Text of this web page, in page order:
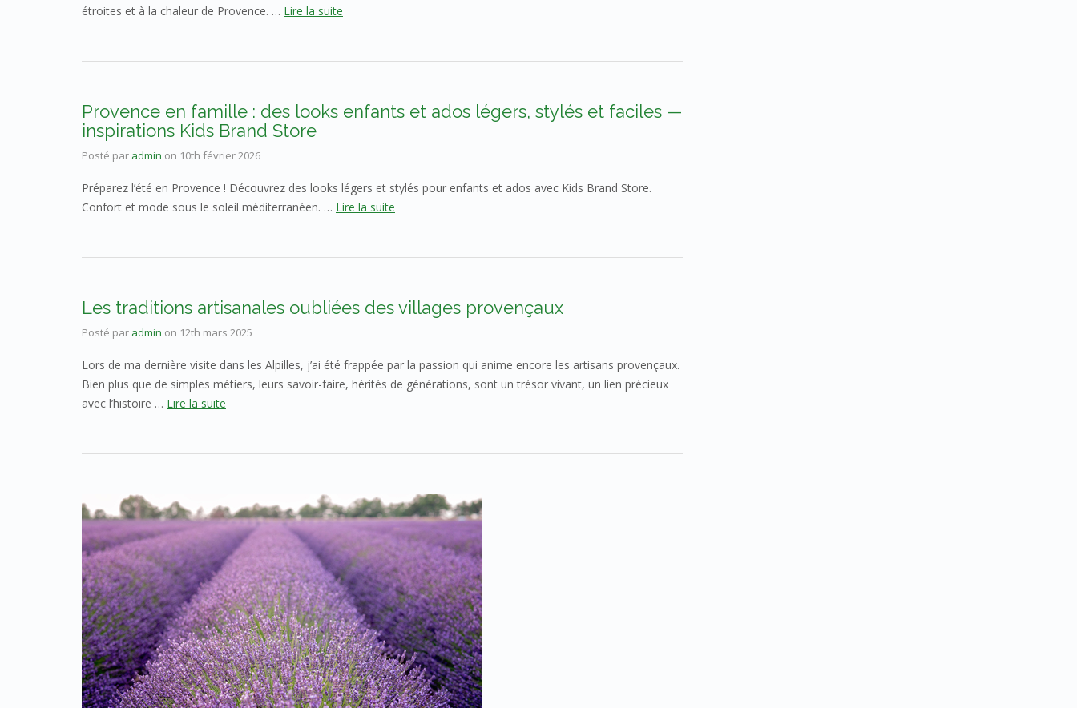
étroites et à la chaleur de Provence. … Lire la suite
Provence en famille : des looks enfants et ados légers, stylés et faciles —
inspirations Kids Brand Store
Posté par admin on 10th février 2026
Préparez l’été en Provence ! Découvrez des looks légers et stylés pour enfants et ados avec Kids Brand Store.
Confort et mode sous le soleil méditerranéen. … Lire la suite
Les traditions artisanales oubliées des villages provençaux
Posté par admin on 12th mars 2025
Lors de ma dernière visite dans les Alpilles, j’ai été frappée par la passion qui anime encore les artisans provençaux.
Bien plus que de simples métiers, leurs savoir-faire, hérités de générations, sont un trésor vivant, un lien précieux
avec l’histoire … Lire la suite